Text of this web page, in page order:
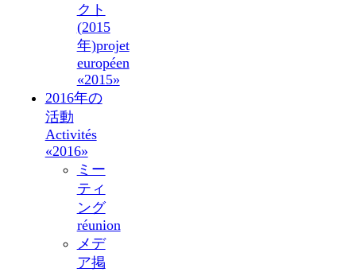
クト
(2015
年)projet
européen
«2015»
2016年の
活動
Activités
«2016»
ミー
ティ
ング
réunion
メデ
ア掲